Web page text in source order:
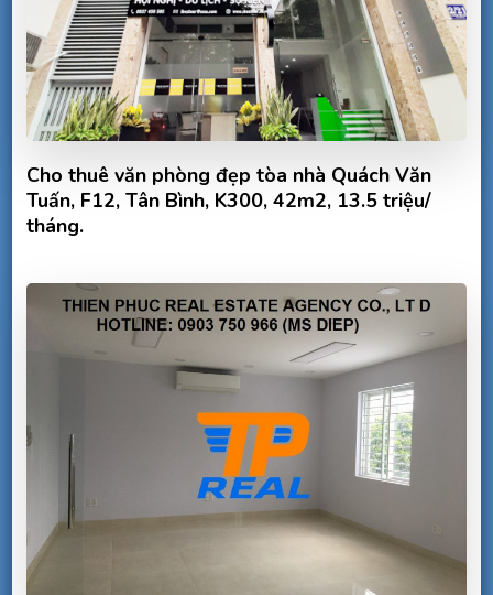
Cho thuê văn phòng đẹp tòa nhà Quách Văn
Tuấn, F12, Tân Bình, K300, 42m2, 13.5 triệu/
tháng.